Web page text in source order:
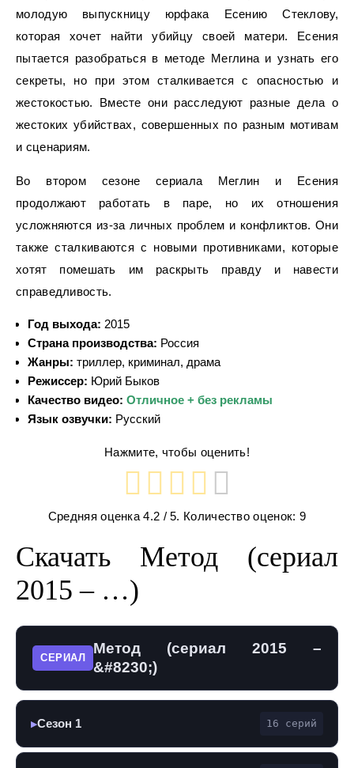
молодую выпускницу юрфака Есению Стеклову,
которая хочет найти убийцу своей матери. Есения
пытается разобраться в методе Меглина и узнать его
секреты, но при этом сталкивается с опасностью и
жестокостью. Вместе они расследуют разные дела о
жестоких убийствах, совершенных по разным мотивам
и сценариям.
Во втором сезоне сериала Меглин и Есения
продолжают работать в паре, но их отношения
усложняются из-за личных проблем и конфликтов. Они
также сталкиваются с новыми противниками, которые
хотят помешать им раскрыть правду и навести
справедливость.
Год выхода: 2015
Страна производства: Россия
Жанры: триллер, криминал, драма
Режиссер: Юрий Быков
Качество видео: Отличное + без рекламы
Язык озвучки: Русский
Нажмите, чтобы оценить!
Средняя оценка4.2 / 5. Количество оценок: 9
Скачать Метод (сериал
2015 – …)
СЕРИАЛ
Метод (сериал 2015 –
&#8230;)
▶Сезон 1 16 серий